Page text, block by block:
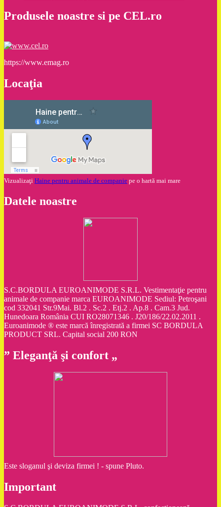
Produsele noastre si pe CEL.ro
https://www.emag.ro
Locaţia
Vizualizaţi Haine pentru animale de companie pe o hartă mai mare
Datele noastre
S.C.BORDULA EUROANIMODE S.R.L. Vestimentaţie pentru
animale de companie marca EUROANIMODE Sediul: Petroşani
cod 332041 Str.9Mai. Bl.2 . Sc.2 . Etj.2 . Ap.8 . Cam.3 Jud.
Hunedoara România CUI RO28071346 . J20/186/22.02.2011 .
Euroanimode ® este marcă înregistrată a firmei SC BORDULA
PRODUCT SRL. Capital social 200 RON
” Eleganţă şi confort „
Este sloganul şi deviza firmei ! - spune Pluto.
Important